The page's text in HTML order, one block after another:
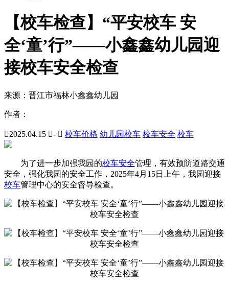
【校车检查】“平安校车 安
全‘童’行”——小鑫鑫幼儿园迎
接校车安全检查
来源： 晋江市福林小鑫鑫幼儿园
作者：
2025.04.15 -  校车价格 幼儿园校车 校车安全 校车
为了进一步加强我园的校车安全管理，有效预防道路交通
安全，强化我园的安全工作，2025年4月15日上午，我园迎接
校车管理中心的安全督导检查。